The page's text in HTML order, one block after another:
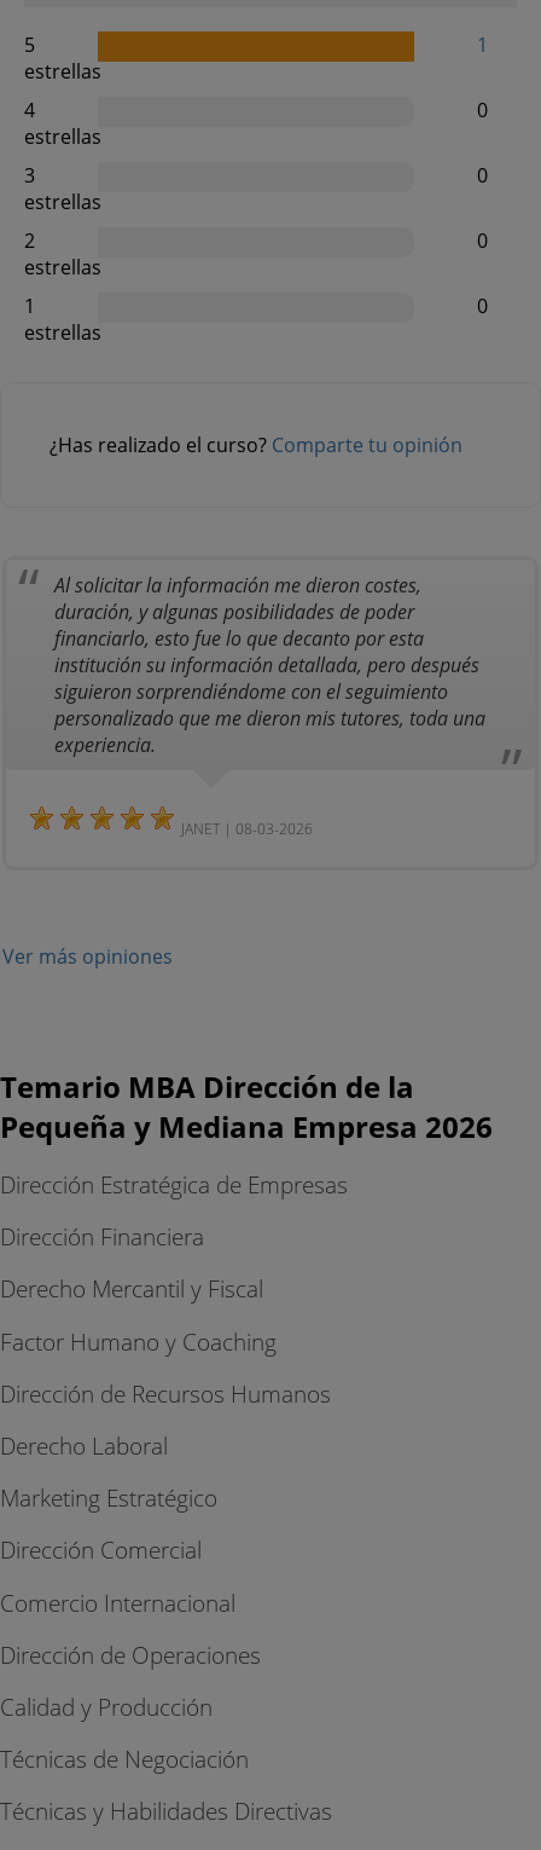
5
estrellas
1
4
estrellas
0
3
estrellas
0
2
estrellas
0
1
estrellas
0
¿Has realizado el curso? Comparte tu opinión
Al solicitar la información me dieron costes,
duración, y algunas posibilidades de poder
financiarlo, esto fue lo que decanto por esta
institución su información detallada, pero después
siguieron sorprendiéndome con el seguimiento
personalizado que me dieron mis tutores, toda una
experiencia.
JANET | 08-03-2026
Ver más opiniones
Temario MBA Dirección de la
Pequeña y Mediana Empresa 2026
Dirección Estratégica de Empresas
Dirección Financiera
Derecho Mercantil y Fiscal
Factor Humano y Coaching
Dirección de Recursos Humanos
Derecho Laboral
Marketing Estratégico
Dirección Comercial
Comercio Internacional
Dirección de Operaciones
Calidad y Producción
Técnicas de Negociación
Técnicas y Habilidades Directivas